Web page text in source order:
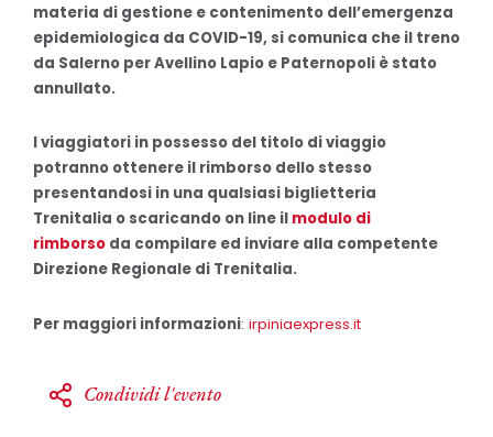
materia di gestione e contenimento dell’emergenza
epidemiologica da COVID-19, si comunica che il treno
da Salerno per Avellino Lapio e Paternopoli è stato
annullato.
I viaggiatori in possesso del titolo di viaggio
potranno ottenere il rimborso dello stesso
presentandosi in una qualsiasi biglietteria
Trenitalia o scaricando on line il modulo di
rimborso da compilare ed inviare alla competente
Direzione Regionale di Trenitalia.
Per maggiori informazioni: irpiniaexpress.it
Condividi l'evento